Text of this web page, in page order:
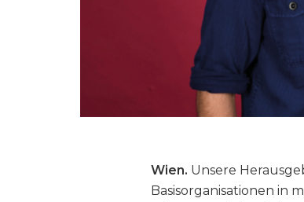
Wien. Unsere
Basisorganisationen in